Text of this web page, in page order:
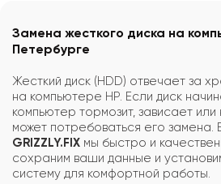
Замена жесткого диска на
Петербурге
Жесткий диск (HDD) отвечает за
на компьютере HP. Если диск
компьютер тормозит, зависает или
может потребоваться его
GRIZZLY.FIX мы быстро и
сохраним ваши данные и
систему для комфортной работы.